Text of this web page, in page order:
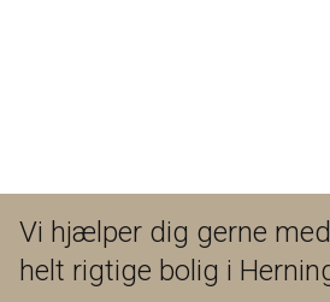
Vi hjælper dig gerne
helt rigtige bolig i